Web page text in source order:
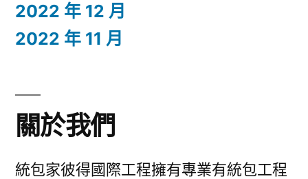
2022 年 12 月
2022 年 11 月
關於我們
統包家彼得國際工程擁有專業有統包工程